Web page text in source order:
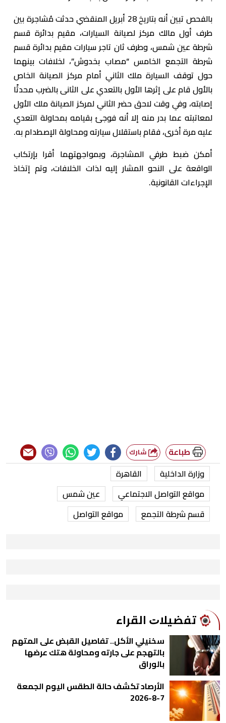
بالفحص تبين أنه بتاريخ 28 أبريل المنقضي حدثت مُشاجرة بين
طرف أول مالك مركز لصيانة السيارات، مقيم بدائرة قسم
شرطة عين شمس، وطرف ثان تاجر سيارات مقيم بدائرة قسم
شرطة التجمع الخامس “مصاب بخدوش”، لخلافات بينهما
حول توقف السيارة ملك الثاني أمام مركز الصيانة الخاص
بالأول قام على إثرها الأول بالتعدي على الثانى بالضرب محدثًا
إصابته، وفي وقت لاحق حضر الثاني لمركز الصيانة ملك الأول
لمعاتبته عما بدر منه إلا أنه فوجئ بقيامه بمحاولة التعدي
عليه مرة أخرى، فقام باستقلال سيارته ومحاولة الإصطدام به.
أمكن ضبط طرفي المشاجرة، وبمواجهتهما أقرا بإرتكاب
الواقعة على النحو المشار إليه لذات الخلافات، وتم إتخاذ
الإجراءات القانونية.
طباعة
وزارة الداخلية
القاهرة
مواقع التواصل الاجتماعي
عين شمس
قسم شرطة التجمع
مواقع التواصل
ﺗﻔﻀﻴﻼﺕ اﻟﻘﺮاء
سخنيلي الأكل.. تفاصيل القبض على المتهم
بالتهجم على جارته ومحاولة هتك عرضها
بالوراق
الأرصاد تكشف حالة الطقس اليوم الجمعة
7-8-2026